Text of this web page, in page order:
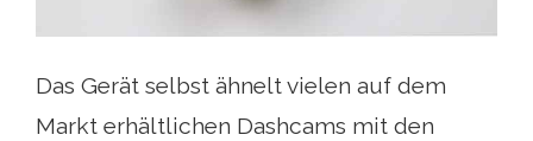
Das Gerät selbst ähnelt vielen auf dem
Markt erhältlichen Dashcams mit den